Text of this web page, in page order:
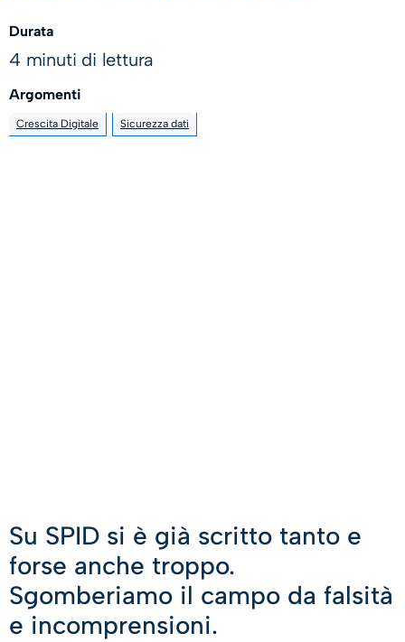
Su SPID si è già scritto tanto e
forse anche troppo.
Sgomberiamo il campo da falsità
e incomprensioni.
Durata
4 minuti di lettura
Argomenti
Crescita Digitale Sicurezza dati